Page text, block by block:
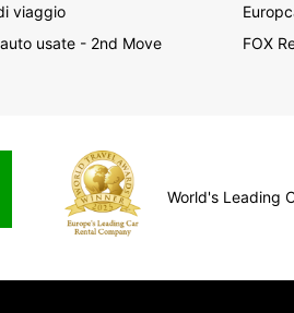
viaggio
usate - 2nd Move
FOX
World's Leading